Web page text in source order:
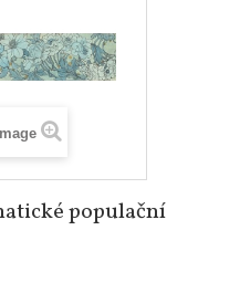
populační